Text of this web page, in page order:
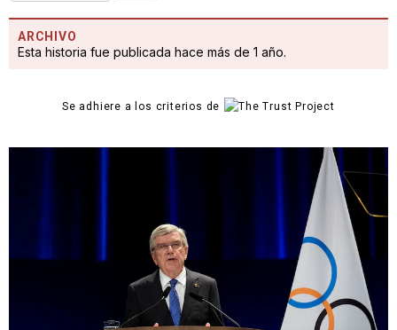
ARCHIVO
Esta historia fue publicada hace más de 1 año.
Se adhiere a los criterios de